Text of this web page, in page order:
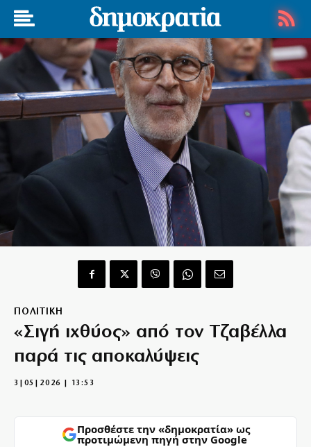
ΠΟΛΙΤΙΚΗ
«Σιγή ιχθύος» από τον Τζαβέλλα
παρά τις αποκαλύψεις
3|05|2026 | 13:53
Προσθέστε την «δημοκρατία» ως
προτιμώμενη πηγή στην Google